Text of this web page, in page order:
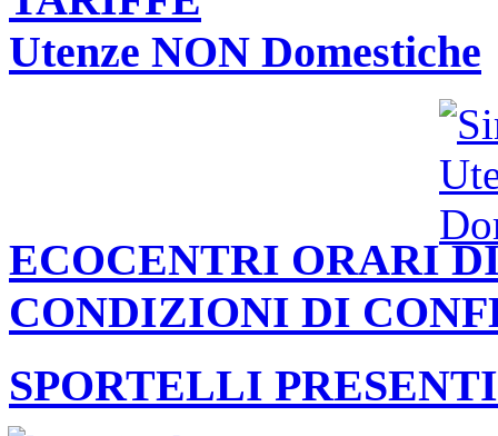
Utenze NON Domestiche
ECOCENTRI ORARI
CONDIZIONI DI
SPORTELLI